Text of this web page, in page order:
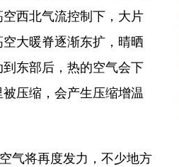
西北气流控制下，大片
大暖脊逐渐东扩，晴晒
东部后，热的空气会下
压缩，会产生压缩增温
气将再度发力，不少地方